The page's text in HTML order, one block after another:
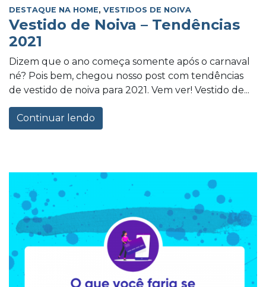
DESTAQUE NA HOME, VESTIDOS DE NOIVA
Vestido de Noiva – Tendências
2021
Dizem que o ano começa somente após o carnaval
né? Pois bem, chegou nosso post com tendências
de vestido de noiva para 2021. Vem ver! Vestido de...
Continuar lendo